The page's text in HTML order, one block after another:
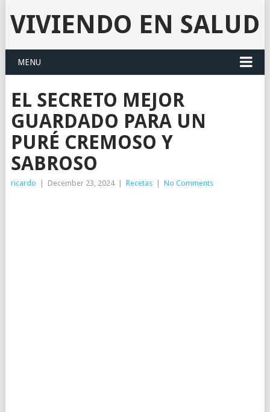
VIVIENDO EN SALUD
MENU
EL SECRETO MEJOR
GUARDADO PARA UN
PURÉ CREMOSO Y
SABROSO
ricardo December 23, 2024 Recetas No Comments